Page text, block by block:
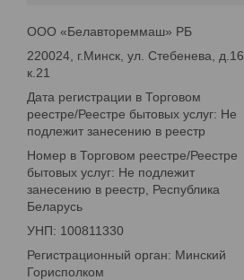
ООО «Белавтореммаш» РБ
220024, г.Минск, ул. Стебенева, д.16
к.21
Дата регистрации в Торговом
реестре/Реестре бытовых услуг: Не
подлежит занесению в реестр
Номер в Торговом реестре/Реестре
бытовых услуг: Не подлежит
занесению в реестр, Республика
Беларусь
УНП: 100811330
Регистрационный орган: Минский
Горисполком